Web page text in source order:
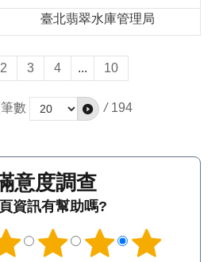
臺北翡翠水庫管理局
2 3 4 ... 10
數 / 194
意度調查
資訊有幫助嗎?